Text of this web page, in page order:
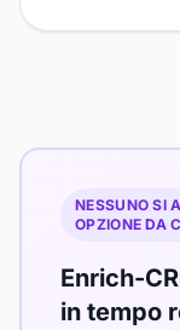
NESSUNO SI
OPZIONE DA
Enrich-
in tempo